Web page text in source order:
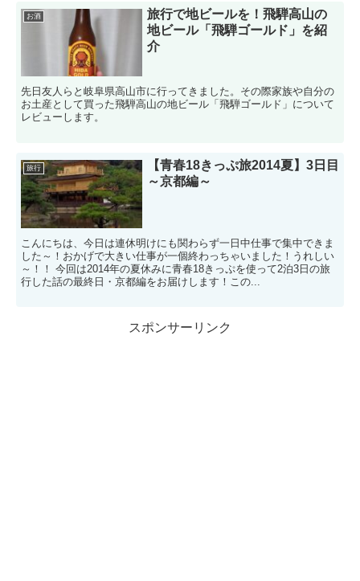
お酒
旅行で地ビールを！飛騨高山の
地ビール「飛騨ゴールド」を紹
介
先日友人らと岐阜県高山市に行ってきました。その際家族や自分の
お土産として買った飛騨高山の地ビール「飛騨ゴールド」について
レビューします。
旅行
【青春18きっぷ旅2014夏】3日目
～京都編～
こんにちは、今日は連休明けにも関わらず一日中仕事で集中できま
した～！おかげで大きい仕事が一個終わっちゃいました！うれしい
～！！ 今回は2014年の夏休みに青春18きっぷを使って2泊3日の旅
行した話の最終日・京都編をお届けします！この...
スポンサーリンク